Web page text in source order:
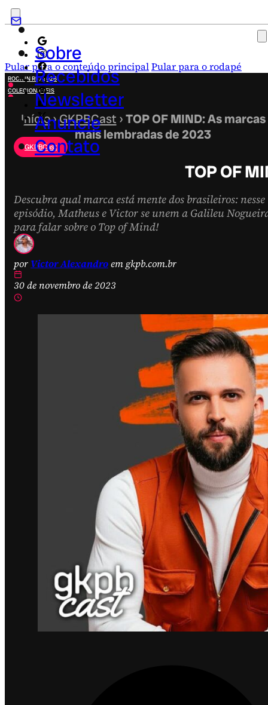
Pular para o conteúdo principalPular para o rodapé
Sobre
Recebidos
Newsletter
Anuncie
Contato
ROCK IN RIO 2026
COLECIONÁVEIS
FESTA JUNINA
NOVIDADES
CAMPANHAS CRIATIVAS
Início›GKPBCast ›TOP OF MIND: As marcas
mais lembradas de 2023
GKPBCast
TOP OF
Descubra qual marca está mente dos brasileiros: nesse
episódio, Matheus e Victor se unem a Galileu
para falar sobre o Top of Mind!
por Victor Alexandroem gkpb.com.br
30 de novembro de 2023